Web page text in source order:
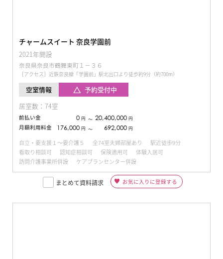
チャームスイート 奈良学園前
2021年開設
奈良県奈良市鶴舞東町１−３６
［アクセス］近鉄奈良線「学園前」駅北出口より徒歩約9分（約700m）
空室情報
予約受付中
居室数：74室
前払い金 0 円 〜 20,400,000 円
月額利用料金 176,000 円 〜 692,000 円
自立・要支援１～要介護５ 全74室夫婦部屋あり
駅近徒歩9分
看取り相談可
認知症相談可 保険適用可
体験入居可
訪問介護事業所併設
ケアプランセンター併設
まとめて資料請求 お気に入りに登録する